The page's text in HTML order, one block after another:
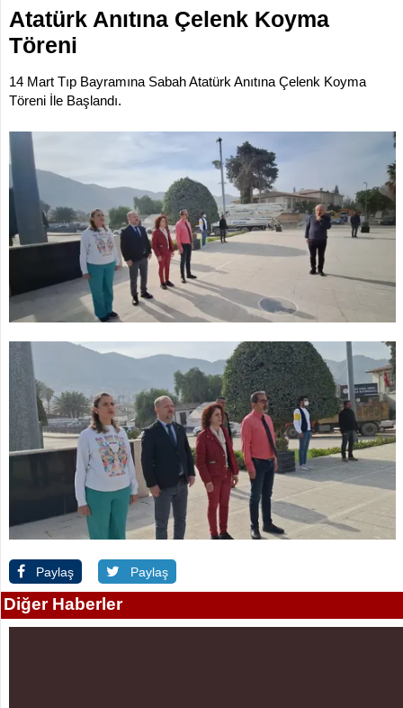
KOMİSYONLAR
İLETİŞİM
Atatürk Anıtına Çelenk Koyma
Töreni
14 Mart Tıp Bayramına Sabah Atatürk Anıtına Çelenk Koyma
Töreni İle Başlandı.
Paylaş Paylaş
Diğer Haberler